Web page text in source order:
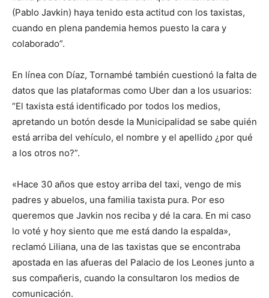
(Pablo Javkin) haya tenido esta actitud con los taxistas,
cuando en plena pandemia hemos puesto la cara y
colaborado”.
En línea con Díaz, Tornambé también cuestionó la falta de
datos que las plataformas como Uber dan a los usuarios:
“El taxista está identificado por todos los medios,
apretando un botón desde la Municipalidad se sabe quién
está arriba del vehículo, el nombre y el apellido ¿por qué
a los otros no?”.
«Hace 30 años que estoy arriba del taxi, vengo de mis
padres y abuelos, una familia taxista pura. Por eso
queremos que Javkin nos reciba y dé la cara. En mi caso
lo voté y hoy siento que me está dando la espalda»,
reclamó Liliana, una de las taxistas que se encontraba
apostada en las afueras del Palacio de los Leones junto a
sus compañeris, cuando la consultaron los medios de
comunicación.